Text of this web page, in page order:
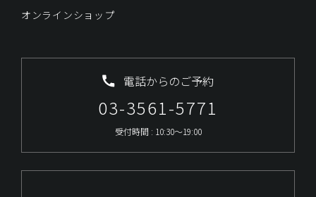
オンラインショップ
電話からのご予約
03-3561-5771
受付時間 : 10:30～19:00